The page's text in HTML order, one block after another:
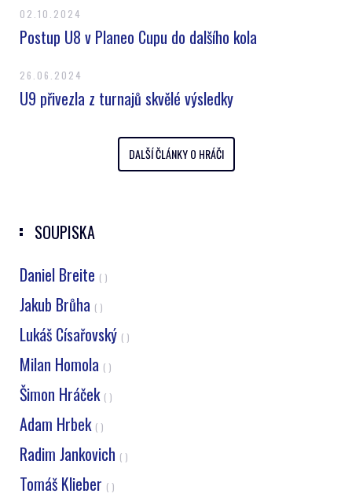
02.10.2024
Postup U8 v Planeo Cupu do dalšího kola
26.06.2024
U9 přivezla z turnajů skvělé výsledky
DALŠÍ ČLÁNKY O HRÁČI
SOUPISKA
Daniel Breite ( )
Jakub Brůha ( )
Lukáš Císařovský ( )
Milan Homola ( )
Šimon Hráček ( )
Adam Hrbek ( )
Radim Jankovich ( )
Tomáš Klieber ( )